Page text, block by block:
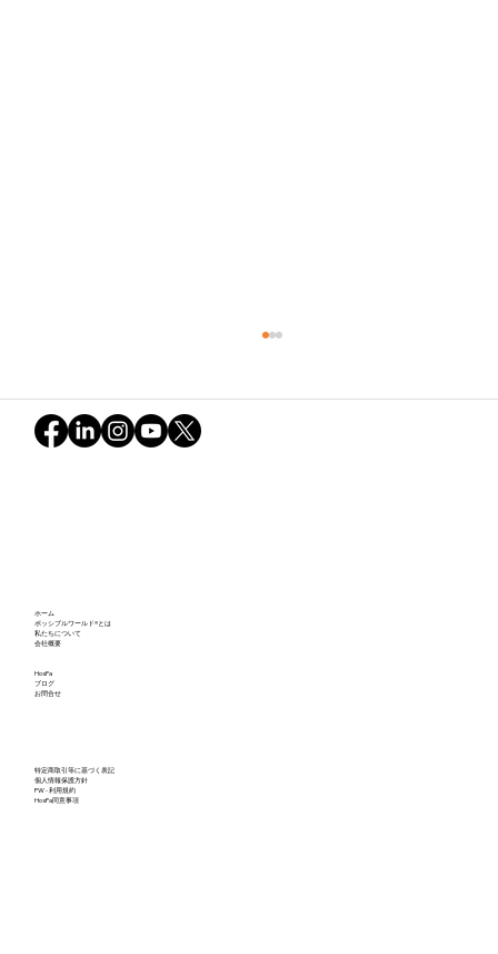
の未来のリーダーたちから学ぶこと
ホーム
ポッシブルワールド®とは
私たちについて
会社概要
HosPa
ブログ
お問合せ
特定商取引等に基づく表記
個人情報保護方針
PW - 利用規約
HosPa同意事項